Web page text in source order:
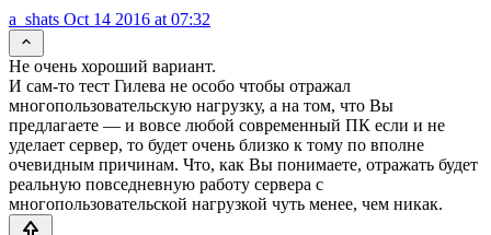
a_shats Oct 14 2016 at 07:32
Не очень хороший вариант.
И сам-то тест Гилева не особо чтобы отражал
многопользовательскую нагрузку, а на том, что Вы
предлагаете — и вовсе любой современный ПК если и не
уделает сервер, то будет очень близко к тому по вполне
очевидным причинам. Что, как Вы понимаете, отражать будет
реальную повседневную работу сервера с
многопользовательской нагрузкой чуть менее, чем никак.